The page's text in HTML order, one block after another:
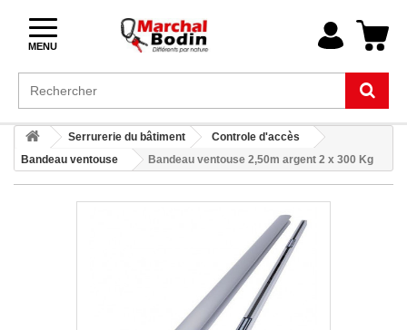
MENU
Serrurerie du bâtiment
Controle d'accès
Bandeau ventouse
Bandeau ventouse 2,50m argent 2 x 300 Kg